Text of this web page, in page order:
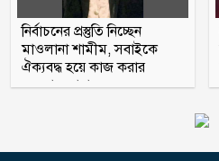
নির্বাচনের প্রস্তুতি নিচ্ছেন
মাওলানা শামীম, সবাইকে
ঐক্যবদ্ধ হয়ে কাজ করার
অহব্বান জানান